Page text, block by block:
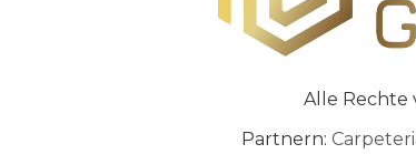
Alle Rechte
Partnern: